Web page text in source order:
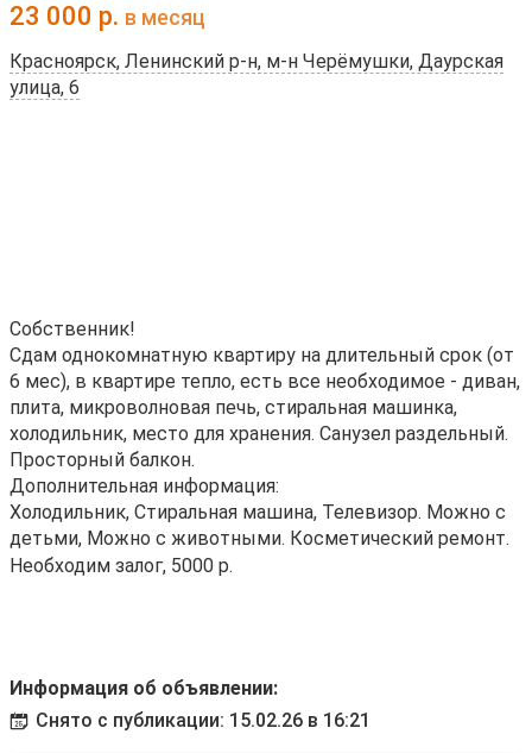
23 000 р. в месяц
Красноярск, Ленинский р-н, м-н Черёмушки, Даурская
улица, 6
Собственник!
Сдам однокомнатную квартиру на длительный срок (от
6 мес), в квартире тепло, есть все необходимое - диван,
плита, микроволновая печь, стиральная машинка,
холодильник, место для хранения. Санузел раздельный.
Просторный балкон.
Дополнительная информация:
Холодильник, Стиральная машина, Телевизор. Можно с
детьми, Можно с животными. Косметический ремонт.
Необходим залог, 5000 р.
Информация об объявлении:
Снято с публикации: 15.02.26 в 16:21